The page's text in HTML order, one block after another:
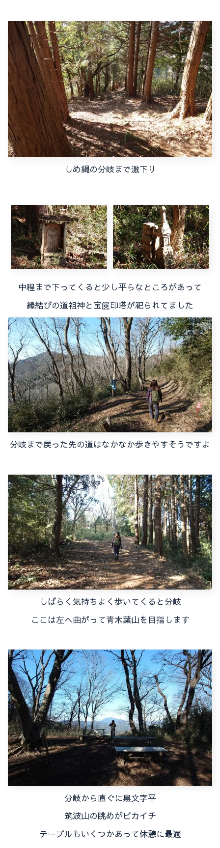
しめ縄の分岐まで激下り
中程まで下ってくると少し平らなところがあって
縁結びの道祖神と宝篋印塔が祀られてました
分岐まで戻った先の道はなかなか歩きやすそうですよ
しばらく気持ちよく歩いてくると分岐
ここは左へ曲がって青木葉山を目指します
分岐から直ぐに黒文字平
筑波山の眺めがピカイチ
テーブルもいくつかあって休憩に最適